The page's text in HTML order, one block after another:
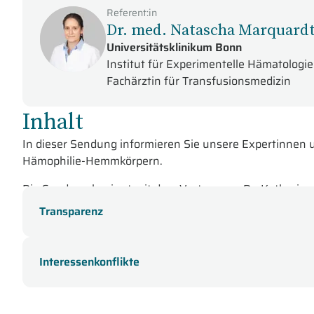
Referent:in
Dr. med. Natascha Marquardt
Universitätsklinikum Bonn
Institut für Experimentelle
Fachärztin für Transfusionsmedizin
Inhalt
In dieser Sendung informieren Sie unsere
Hämophilie-Hemmkörpern.
Die Sendung beginnt mit dem Vortrag von Dr. Katharina
Fallbeispiels präsentiert Ihnen die Referentin ihre
Informationen zu Begleiterkrankungen und
Behandlungsstrategien und aktuellen Studien. Dabei
Transparenz
Interessenkonflikte